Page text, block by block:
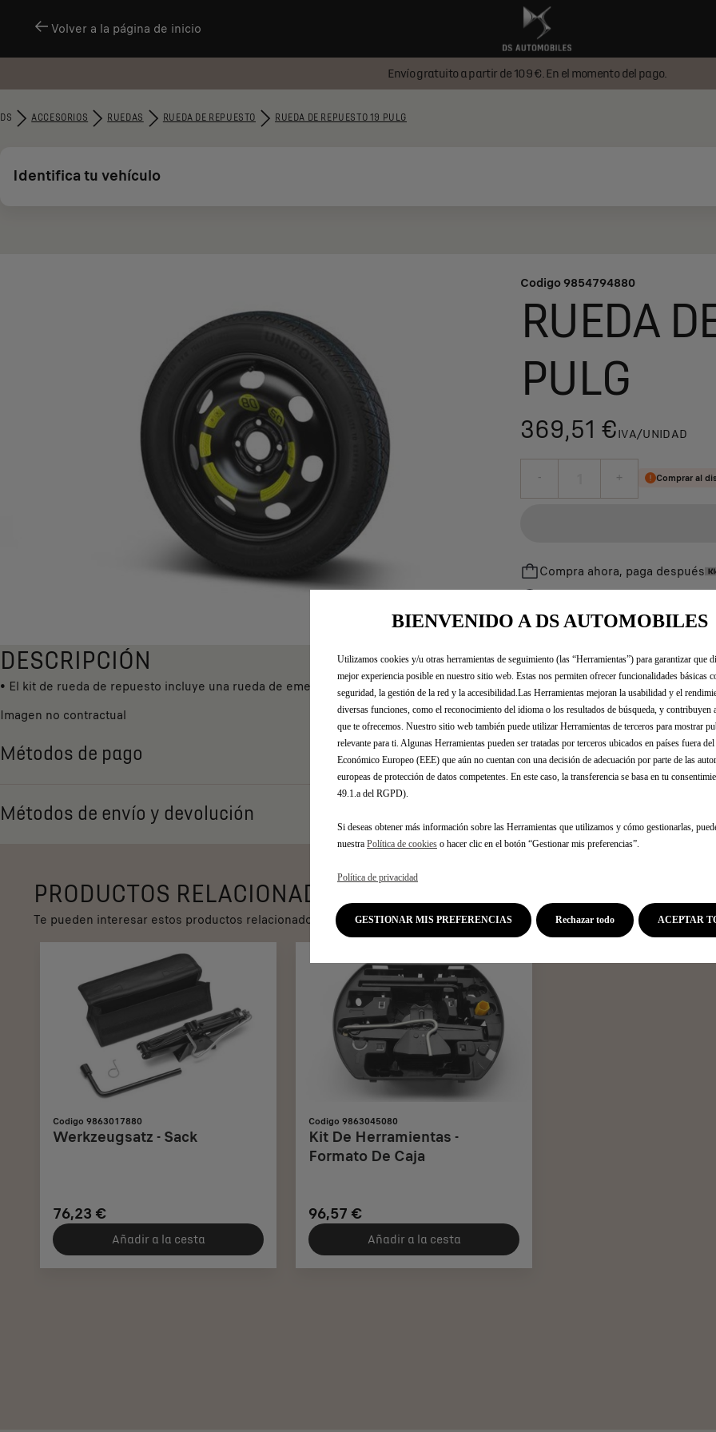
Volver a la página de inicio
Envío gratuito a partir de 109 €. En el momento del pago.
DS ACCESORIOS RUEDAS RUEDA DE REPUESTO RUEDA DE REPUESTO 19 PULG
Identifica tu vehículo
Codigo9854794880
RUEDA
PULG
369,51 €
P
i
s
3
9
5
1
€
I
V
A
/
i
IVA/UNIDAD
- +
n
t
u
p
d
a
t
e
d
:
Comprar al
Compra ahora, paga después
La instalación la debe realizar
Encuentra tu distribuidor más
DESCRIPCIÓN
• El kit de rueda de repuesto incluye una rueda de emergencia. El kit de herramientas se puede adquirir por separado.
Imagen no contractual
Métodos de pago
Métodos de envío y devolución
PRODUCTOS RELACIONADOS
Te pueden interesar estos productos relacionados
Codigo 9863017880
Werkzeugsatz - Sack
76,23 €
Añadir a la cesta
Codigo 9863045080
Kit De Herramientas -
Formato De Caja
96,57 €
Añadir a la cesta
BIENVENIDO A DS AUTOMOBILES
Utilizamos cookies y/u otras herramientas de seguimiento (las “Herramientas”) para garantizar que
mejor experiencia posible en nuestro sitio web. Estas nos permiten ofrecer funcionalidades básicas
seguridad, la gestión de la red y la accesibilidad.Las Herramientas mejoran la usabilidad y el
diversas funciones, como el reconocimiento del idioma o los resultados de búsqueda, y contribuyen
que te ofrecemos. Nuestro sitio web también puede utilizar Herramientas de terceros para mostrar
relevante para ti. Algunas Herramientas pueden ser tratadas por terceros ubicados en países fuera
Económico Europeo (EEE) que aún no cuentan con una decisión de adecuación por parte de las
europeas de protección de datos competentes. En este caso, la transferencia se basa en tu
49.1.a del RGPD).
Si deseas obtener más información sobre las Herramientas que utilizamos y cómo gestionarlas,
nuestra Política de cookies o hacer clic en el botón “Gestionar mis preferencias”.
Política de privacidad
GESTIONAR MIS PREFERENCIAS ACEPTAR
Rechazar todo